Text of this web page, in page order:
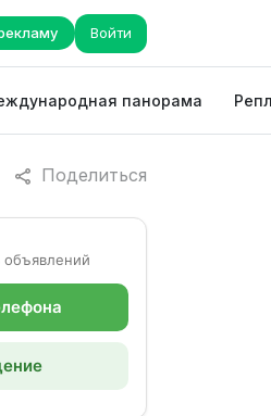
Войти
панорама
Поделиться
объявлений